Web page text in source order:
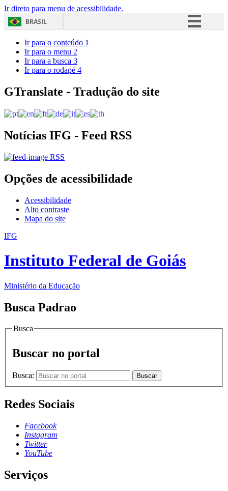
Ir direto para menu de acessibilidade.
BRASIL
Acesso à informação
Ir para o conteúdo 1
Ir para o menu 2
Ir para a busca 3
Ir para o rodapé 4
GTranslate - Tradução do site
Notícias IFG - Feed RSS
RSS
Opções de acessibilidade
Acessibilidade
Alto contraste
Mapa do site
IFG
Instituto Federal de Goiás
Ministério da Educação
Busca Padrao
Busca
Buscar no portal
Busca: Buscar
Redes Sociais
Facebook
Instagram
Twitter
YouTube
Serviços